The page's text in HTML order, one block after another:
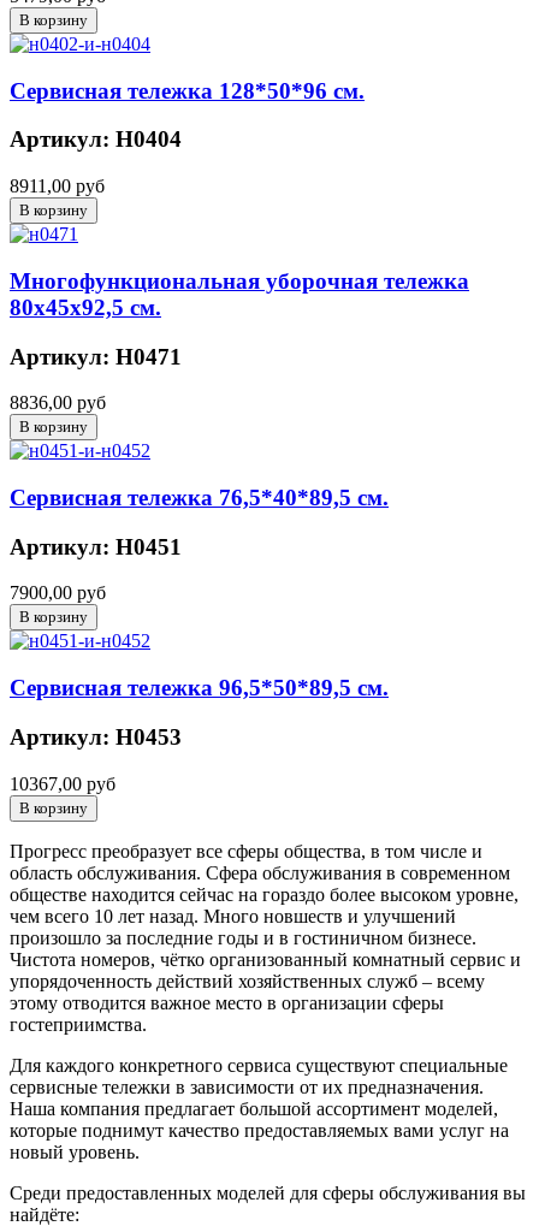
Сервисная тележка 128*50*96 см.
Артикул: Н0404
8911,00 руб
Многофункциональная уборочная тележка
80х45х92,5 см.
Артикул: Н0471
8836,00 руб
Сервисная тележка 76,5*40*89,5 см.
Артикул: Н0451
7900,00 руб
Сервисная тележка 96,5*50*89,5 см.
Артикул: Н0453
10367,00 руб
Прогресс преобразует все сферы общества, в том числе и
область обслуживания. Сфера обслуживания в современном
обществе находится сейчас на гораздо более высоком уровне,
чем всего 10 лет назад. Много новшеств и улучшений
произошло за последние годы и в гостиничном бизнесе.
Чистота номеров, чётко организованный комнатный сервис и
упорядоченность действий хозяйственных служб – всему
этому отводится важное место в организации сферы
гостеприимства.
Для каждого конкретного сервиса существуют специальные
сервисные тележки в зависимости от их предназначения.
Наша компания предлагает большой ассортимент моделей,
которые поднимут качество предоставляемых вами услуг на
новый уровень.
Среди предоставленных моделей для сферы обслуживания вы
найдёте: